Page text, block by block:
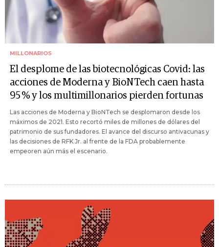
MILLONARIOS
El desplome de las biotecnológicas Covid: las
acciones de Moderna y BioNTech caen hasta
95 % y los multimillonarios pierden fortunas
Las acciones de Moderna y BioNTech se desplomaron desde los
máximos de 2021. Esto recortó miles de millones de dólares del
patrimonio de sus fundadores. El avance del discurso antivacunas y
las decisiones de RFK Jr. al frente de la FDA probablemente
empeoren aún más el escenario.